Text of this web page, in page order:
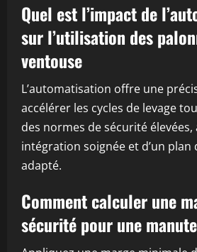
Quel est l’impact de
sur l’utilisation des
ventouse
L’automatisation offre une
accélérer les cycles de levage
des normes de sécurité élevées,
intégration soignée et d’un plan
adapté.
Comment calculer une
sécurité pour une